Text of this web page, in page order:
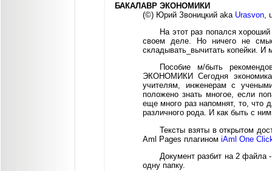
БАКАЛАВР ЭКОНОМИКИ
(©) Юрий Звоницкий aka Urasvon ,
На этот раз попался
своем деле. Но ничего не
складывать_вычитать копейки. И
Пособие м/быть
ЭКОНОМИКИ Сегодня
учителям, инженерам с
положено знать многое, если
еще много раз напомнят, то, что
различного рода. И как быть с
Тексты взяты в открытом
Aml Pages плагином iAml One
Документ разбит на 2 файла
одну папку.